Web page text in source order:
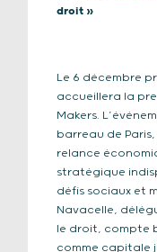
droit »
Le 6 décembre
accueillera la
Makers.
barreau de
relance
stratégique
défis sociaux et
Navacelle,
le droit, compte
comme capitale